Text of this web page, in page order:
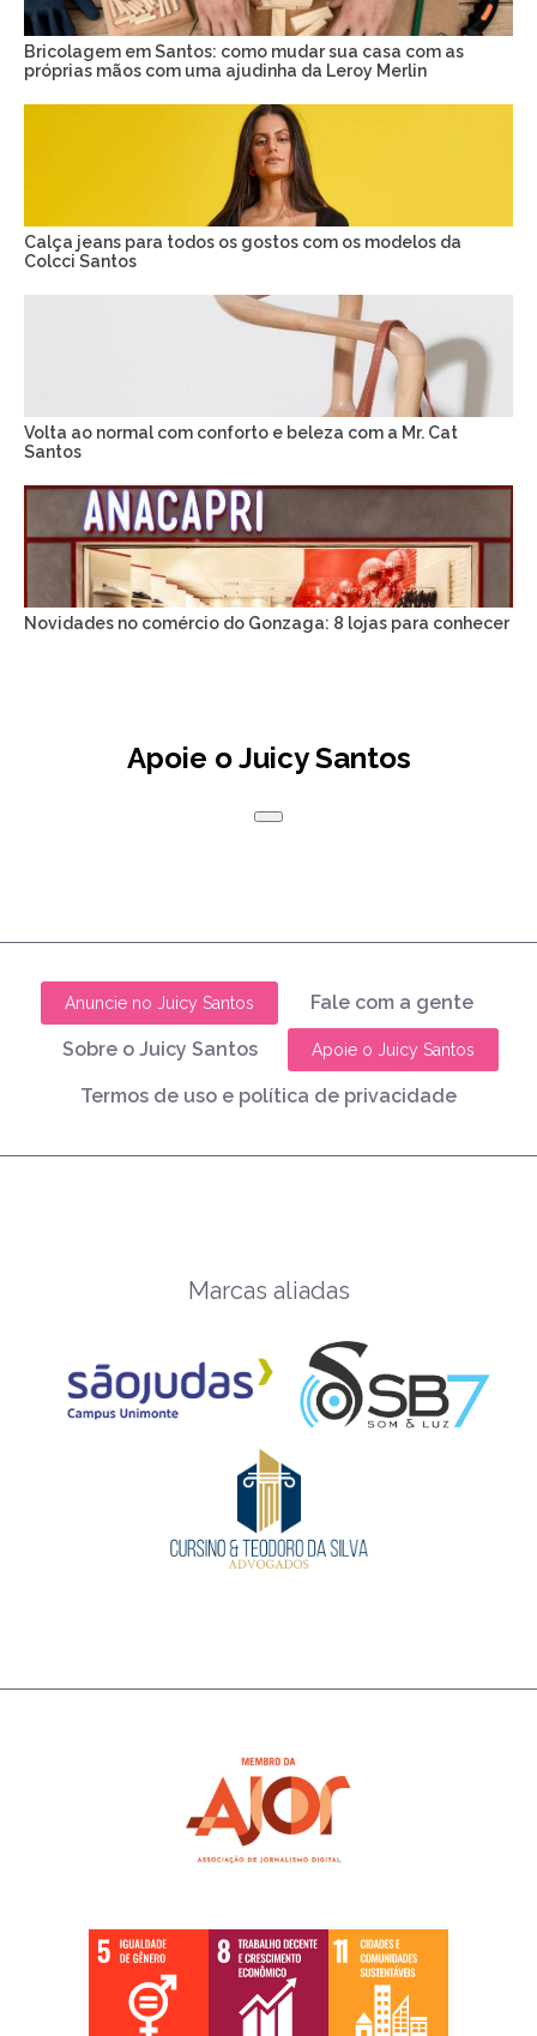
Bricolagem em Santos: como mudar sua casa com as
próprias mãos com uma ajudinha da Leroy Merlin
Calça jeans para todos os gostos com os modelos da
Colcci Santos
Volta ao normal com conforto e beleza com a Mr. Cat
Santos
Novidades no comércio do Gonzaga: 8 lojas para conhecer
Apoie o Juicy Santos
Anuncie no Juicy Santos Fale com a gente
Sobre o Juicy Santos Apoie o Juicy Santos
Termos de uso e política de privacidade
Marcas aliadas